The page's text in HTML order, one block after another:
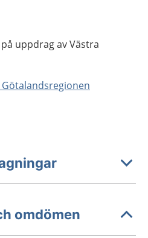
uppdrag av Västra
omdömen